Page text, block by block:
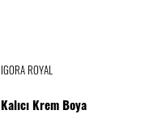
IGORA ROYAL
Kalıcı Krem Boya